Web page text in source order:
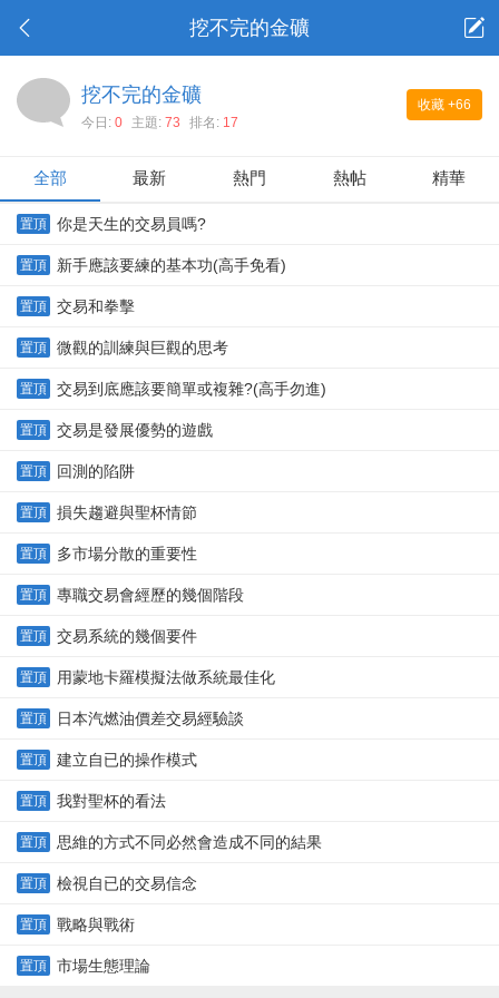
挖不完的金礦
收藏 +66
挖不完的金礦
今日: 0 主題: 73 排名: 17
全部 最新 熱門 熱帖 精華
置頂 你是天生的交易員嗎?
置頂 新手應該要練的基本功(高手免看)
置頂 交易和拳擊
置頂 微觀的訓練與巨觀的思考
置頂 交易到底應該要簡單或複雜?(高手勿進)
置頂 交易是發展優勢的遊戲
置頂 回測的陷阱
置頂 損失趨避與聖杯情節
置頂 多市場分散的重要性
置頂 專職交易會經歷的幾個階段
置頂 交易系統的幾個要件
置頂 用蒙地卡羅模擬法做系統最佳化
置頂 日本汽燃油價差交易經驗談
置頂 建立自已的操作模式
置頂 我對聖杯的看法
置頂 思維的方式不同必然會造成不同的結果
置頂 檢視自已的交易信念
置頂 戰略與戰術
置頂 市場生態理論